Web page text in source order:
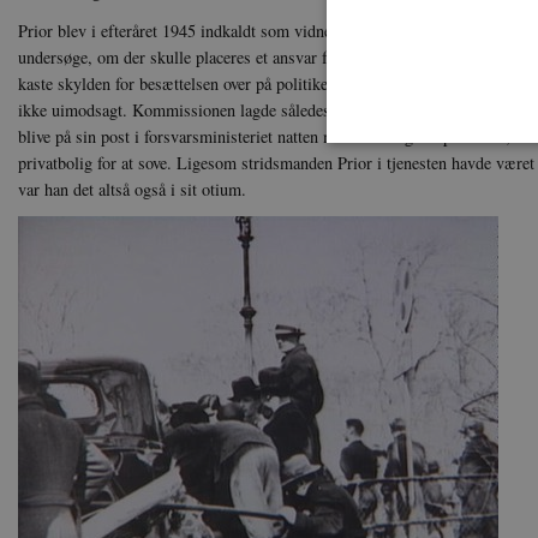
Prior blev i efteråret 1945 indkaldt som vidne for Den Parlamentariske
undersøge, om der skulle placeres et ansvar for besættelsen d. 9. april
kaste skylden for besættelsen over på politikerne, men da kommissionen
ikke uimodsagt. Kommissionen lagde således en del vægt på, at Prior end
blive på sin post i forsvarsministeriet natten mellem 8. og 9. april 1940,
privatbolig for at sove. Ligesom stridsmanden Prior i tjenesten havde
var han det altså også i sit otium.
Nødvendige cookies
Hjemmesiden kan ikke
Navn
be_typo_user
sp_landing
JSESSIONID